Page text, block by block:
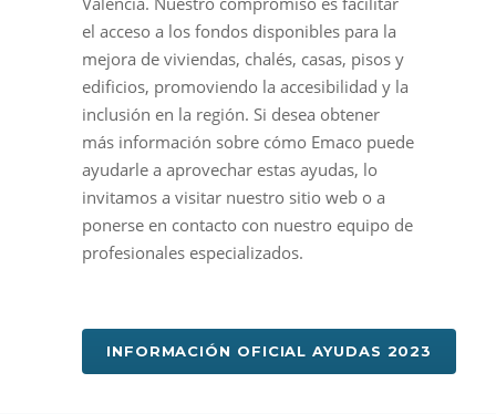
el acceso a los fondos disponibles para la
mejora de viviendas, chalés, casas, pisos y
edificios, promoviendo la accesibilidad y la
inclusión en la región. Si desea obtener
más información sobre cómo Emaco puede
ayudarle a aprovechar estas ayudas, lo
invitamos a visitar nuestro sitio web o a
ponerse en contacto con nuestro equipo de
profesionales especializados.
INFORMACIÓN OFICIAL AYUDAS 2023